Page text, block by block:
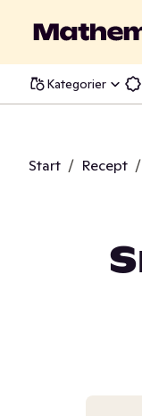
Kategorier
Start / Recept /